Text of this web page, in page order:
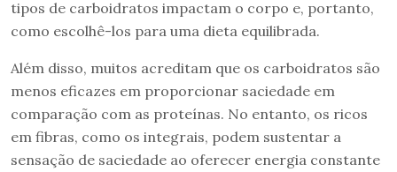
tipos de carboidratos impactam o corpo e, portanto,
como escolhê-los para uma dieta equilibrada.
Além disso, muitos acreditam que os carboidratos são
menos eficazes em proporcionar saciedade em
comparação com as proteínas. No entanto, os ricos
em fibras, como os integrais, podem sustentar a
sensação de saciedade ao oferecer energia constante